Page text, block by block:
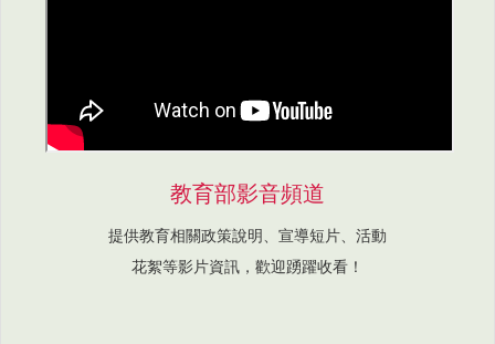
教育部影音頻道
提供教育相關政策說明、宣導短片、活動
花絮等影片資訊，歡迎踴躍收看！